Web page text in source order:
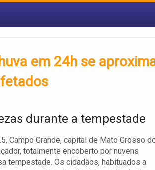
em 24h se
durante a tempestade
Campo Grande, capital de Mato Grosso
totalmente encoberto por nuvens
tempestade. Os cidadãos, habituados a